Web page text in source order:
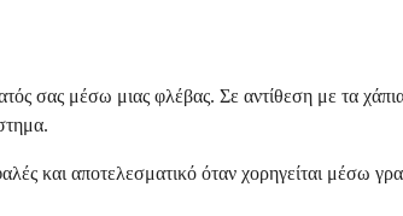
σας μέσω μιας φλέβας. Σε αντίθεση με τα
και αποτελεσματικό όταν χορηγείται μέσω